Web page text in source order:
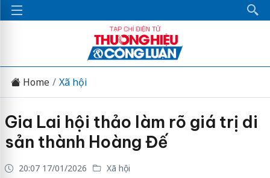
Home Xã hội
Gia Lai hội thảo làm rõ giá trị di
sản thành Hoàng Đế
20:07 17/01/2026 Xã hội